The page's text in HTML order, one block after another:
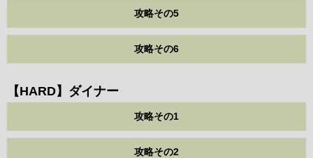
攻略その5
攻略その6
【HARD】ダイナー
攻略その1
攻略その2